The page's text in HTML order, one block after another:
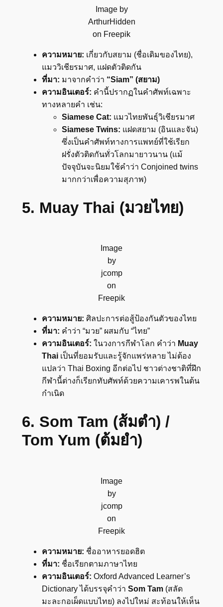
Image by
ArthurHidden
on Freepik
ความหมาย: เกี่ยวกับสยาม (ชื่อเดิมของไทย),
แมววิเชียรมาศ, แฝดตัวติดกัน
ที่มา: มาจากคำว่า “Siam” (สยาม)
ความอินเตอร์: คำนี้ปรากฏในคำศัพท์เฉพาะ
ทางหลายคำ เช่น:
Siamese Cat: แมวไทยพันธุ์วิเชียรมาศ
Siamese Twins: แฝดสยาม (อินและจัน)
ซึ่งเป็นคำศัพท์ทางการแพทย์ที่ใช้เรียก
ฝรั่งตัวติดกันทั่วโลกมายาวนาน (แม้
ปัจจุบันจะนิยมใช้คำว่า Conjoined twins
มากกว่าเพื่อความสุภาพ)
5. Muay Thai (มวยไทย)
Image
by
jcomp
on
Freepik
ความหมาย: ศิลปะการต่อสู้ป้องกันตัวของไทย
ที่มา: คำว่า “มวย” ผสมกับ “ไทย”
ความอินเตอร์: ในวงการกีฬาโลก คำว่า Muay
Thaiเป็นที่ยอมรับและรู้จักแพร่หลาย ไม่ต้อง
แปลว่า Thai Boxing อีกต่อไป ชาวต่างชาติที่ฝึก
กีฬานี้ต่างก็เรียกทับศัพท์ด้วยความเคารพในต้น
กำเนิด
6. Som Tam (ส้มตำ) /
Tom Yum (ต้มยำ)
Image
by
jcomp
on
Freepik
ความหมาย: ชื่ออาหารยอดฮิต
ที่มา: ชื่อเรียกตามภาษาไทย
ความอินเตอร์: Oxford Advanced Learner’s
Dictionary ได้บรรจุคำว่า Som Tam(สลัด
มะละกอเผ็ดแบบไทย) ลงไปใหม่ สะท้อนให้เห็น